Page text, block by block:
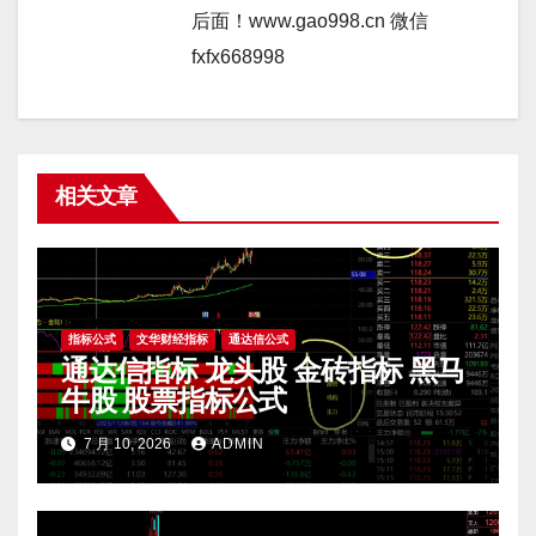
后面！www.gao998.cn 微信
fxfx668998
相关文章
指标公式 文华财经指标 通达信公式
通达信指标 龙头股 金砖指标 黑马
牛股 股票指标公式
7 月 10, 2026 ADMIN